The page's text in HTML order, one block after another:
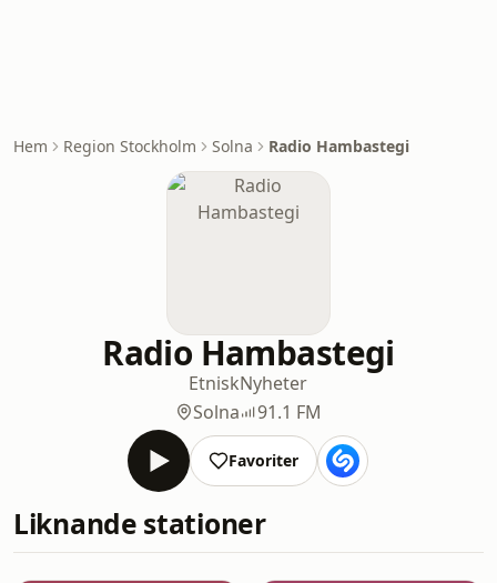
Hem Region Stockholm Solna Radio Hambastegi
Radio Hambastegi
EtniskNyheter
Solna
91.1 FM
Favoriter
Liknande stationer